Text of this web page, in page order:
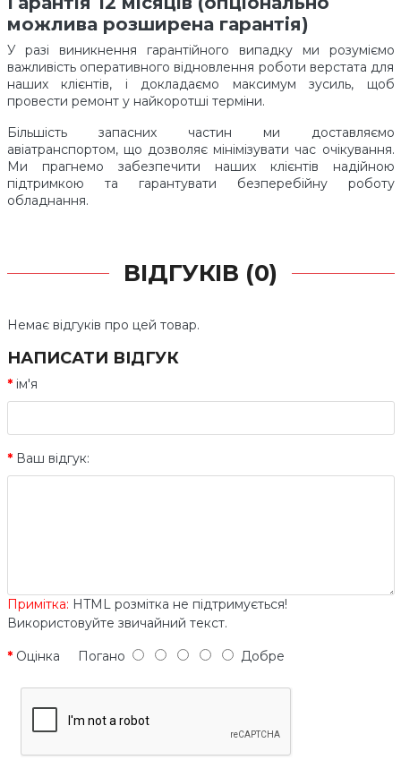
можлива розширена гарантія)
У разі виникнення гарантійного випадку ми розуміємо
важливість оперативного відновлення роботи верстата для
наших клієнтів, і докладаємо максимум зусиль, щоб
провести ремонт у найкоротші терміни.
Більшість запасних частин ми доставляємо
авіатранспортом, що дозволяє мінімізувати час очікування.
Ми прагнемо забезпечити наших клієнтів надійною
підтримкою та гарантувати безперебійну роботу
обладнання.
ВІДГУКІВ (0)
Немає відгуків про цей товар.
НАПИСАТИ ВІДГУК
ім'я
Ваш відгук:
Примітка: HTML розмітка не підтримується!
Використовуйте звичайний текст.
Оцінка Погано Добре